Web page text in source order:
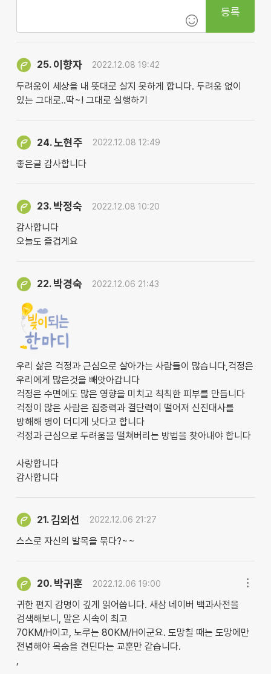
등록
25. 이향자 2022.12.08 19:42
두려움이 세상을 내 뜻대로 살지 못하게 합니다. 두려움 없이
있는 그대로..딱~! 그대로 실행하기
24.노현주 2022.12.08 12:49
좋은글 감사합니다
23. 박정숙 2022.12.08 10:20
감사합니다
오늘도 즐겁게요
22. 박경숙 2022.12.06 21:43
우리 삶은 걱정과 근심으로 살아가는 사람들이 많습니다,걱정은
우리에게 많은것을 빼앗아갑니다
걱정은 수면에도 많은 영향을 미치고 칙칙한 피부를 만듭니다
걱정이 많은 사람은 집중력과 결단력이 떨어져 신진대사를
방해해 병이 더디게 낫다고 합니다
걱정과 근심으로 두려움을 떨쳐버리는 방법을 찾아내야 합니다
사랑합니다
감사합니다
21.김외선 2022.12.06 21:27
스스로 자신의 발목을 묶다?~~
20. 박귀훈 2022.12.06 19:00
귀한 편지 감명이 깊게 읽어씁니다. 새삼 네이버 백과사전을
검색해보니, 말은 시속이 최고
70KM/H이고, 노루는 80KM/H이군요. 도망칠 때는 도망에만
전념해야 목숨을 견딘다는 교훈만 같습니다.
,